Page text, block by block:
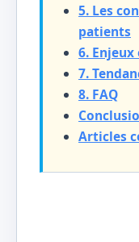
5. Les
patients
6.
7.
8. FAQ
Articles